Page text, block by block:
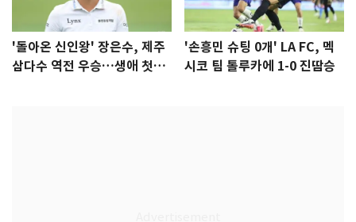
'돌아온 신인왕' 장은수, 제주
삼다수 역전 우승…생애 첫승
'손흥민 슈팅 0개' LA FC, 멕
시코 팀 톨루카에 1-0 진땀승